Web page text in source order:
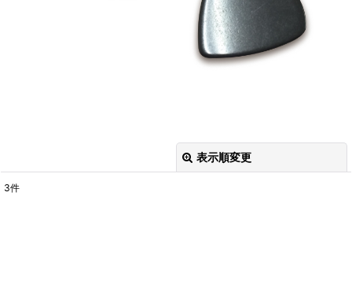
表示順変更
3件